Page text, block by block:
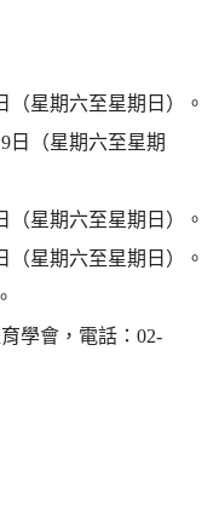
（星期六至星期日）。
日（星期六至星期
（星期六至星期日）。
（星期六至星期日）。
學會，電話：02-